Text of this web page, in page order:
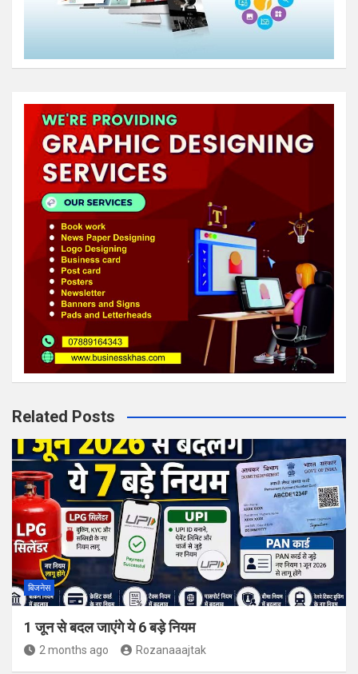
Related Posts
बिजनेस
1 जून से बदल जाएंगे ये 6 बड़े नियम
2 months ago Rozanaaajtak